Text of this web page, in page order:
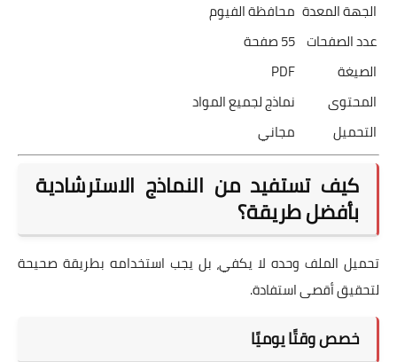
الجهة المعدة محافظة الفيوم
عدد الصفحات 55 صفحة
الصيغة
PDF
المحتوى
نماذج لجميع المواد
التحميل
مجاني
كيف تستفيد من النماذج الاسترشادية
بأفضل طريقة؟
تحميل الملف وحده لا يكفي، بل يجب استخدامه بطريقة صحيحة
لتحقيق أقصى استفادة.
خصص وقتًا يوميًا